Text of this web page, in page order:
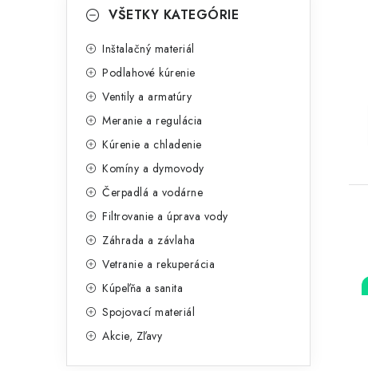
kategórieVŠETKY KATEGÓRIE
Inštalačný materiál
Podlahové kúrenie
Ventily a armatúry
Meranie a regulácia
Kúrenie a chladenie
Komíny a dymovody
Čerpadlá a vodárne
Filtrovanie a úprava vody
Záhrada a závlaha
Vetranie a rekuperácia
Kúpeľňa a sanita
Spojovací materiál
Akcie, Zľavy
o